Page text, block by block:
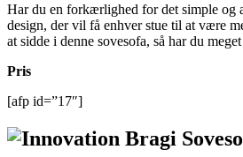
Har du en forkærlighed for det simple og
design, der vil få enhver stue til at være
at sidde i denne sovesofa, så har du
Pris
[afp id=”17″]